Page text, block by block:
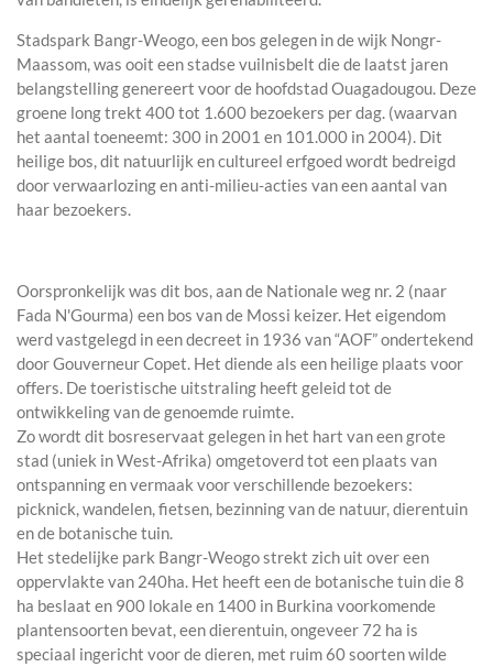
Stadspark Bangr-Weogo, een bos gelegen in de wijk Nongr-
Maassom, was ooit een stadse vuilnisbelt die de laatst jaren
belangstelling genereert voor de hoofdstad Ouagadougou. Deze
groene long trekt 400 tot 1.600 bezoekers per dag. (waarvan
het aantal toeneemt: 300 in 2001 en 101.000 in 2004). Dit
heilige bos, dit natuurlijk en cultureel erfgoed wordt bedreigd
door verwaarlozing en anti-milieu-acties van een aantal van
haar bezoekers.
Oorspronkelijk was dit bos, aan de Nationale weg nr. 2 (naar
Fada N'Gourma) een bos van de Mossi keizer. Het eigendom
werd vastgelegd in een decreet in 1936 van “AOF” ondertekend
door Gouverneur Copet. Het diende als een heilige plaats voor
offers. De toeristische uitstraling heeft geleid tot de
ontwikkeling van de genoemde ruimte.
Zo wordt dit bosreservaat gelegen in het hart van een grote
stad (uniek in West-Afrika) omgetoverd tot een plaats van
ontspanning en vermaak voor verschillende bezoekers:
picknick, wandelen, fietsen, bezinning van de natuur, dierentuin
en de botanische tuin.
Het stedelijke park Bangr-Weogo strekt zich uit over een
oppervlakte van 240ha. Het heeft een de botanische tuin die 8
ha beslaat en 900 lokale en 1400 in Burkina voorkomende
plantensoorten bevat, een dierentuin, ongeveer 72 ha is
speciaal ingericht voor de dieren, met ruim 60 soorten wilde